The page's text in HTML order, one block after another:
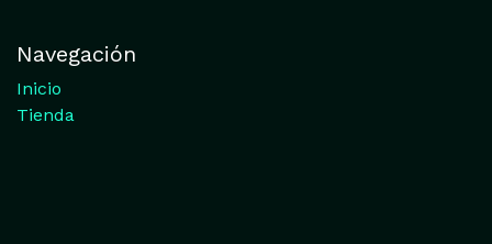
Navegación
Inicio
Tienda